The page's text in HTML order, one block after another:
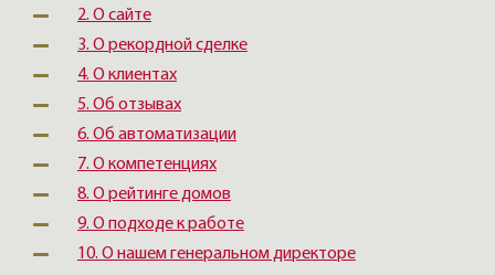
2. О сайте
3. О рекордной сделке
4. О клиентах
5. Об отзывах
6. Об автоматизации
7. О компетенциях
8. О рейтинге домов
9. О подходе к работе
10. О нашем генеральном директоре